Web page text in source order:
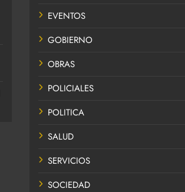
EVENTOS
GOBIERNO
OBRAS
POLICIALES
POLITICA
SALUD
SERVICIOS
SOCIEDAD